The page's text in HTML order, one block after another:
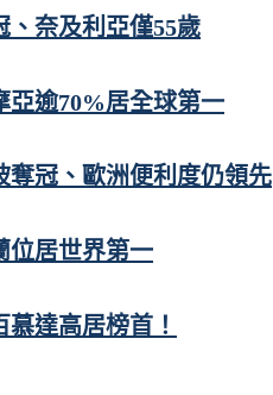
、奈及利亞僅55歲
亞逾70%居全球第一
奪冠、歐洲便利度仍領先
位居世界第一
達高居榜首！